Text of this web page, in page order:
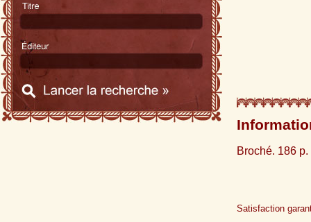
Broché. 186
Satisfaction